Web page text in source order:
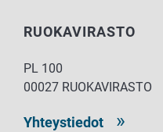
RUOKAVIRASTO
PL 100
00027 RUOKAVIRASTO
Yhteystiedot